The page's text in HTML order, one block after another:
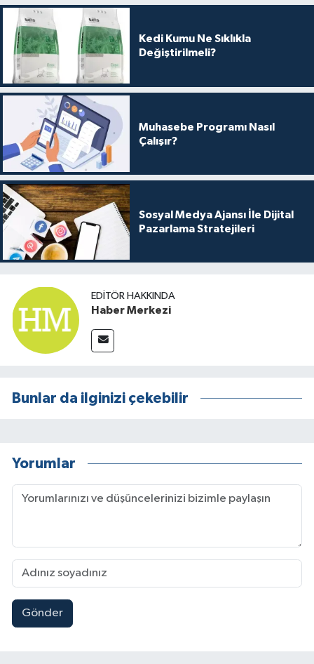
Kedi Kumu Ne Sıklıkla
Değiştirilmeli?
Muhasebe Programı Nasıl
Çalışır?
Sosyal Medya Ajansı İle Dijital
Pazarlama Stratejileri
EDITÖR HAKKINDA
Haber Merkezi
Bunlar da ilginizi çekebilir
Yorumlar
Gönder